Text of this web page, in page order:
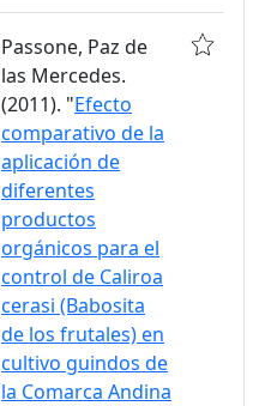
Passone, Paz de
las Mercedes.
(2011). "Efecto
comparativo de la
aplicación de
diferentes
productos
orgánicos para el
control de Caliroa
cerasi (Babosita
de los frutales) en
cultivo guindos de
la Comarca Andina